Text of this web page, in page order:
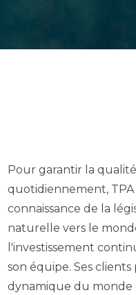
Pour garantir la
quotidiennement,
connaissance de la
naturelle vers le
l'investissement
son équipe. Ses
dynamique du monde